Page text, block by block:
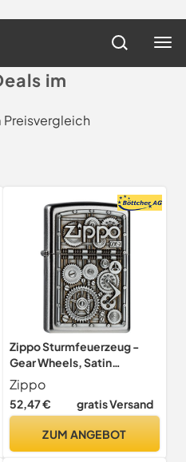
im
Preisvergleich
Zippo Sturmfeuerzeug -
Gear Wheels, Satin
Chrome, Emblem -
Nachfüllbar -
Wiederverwendbar -
Geschenkbox - Made in
Zippo
52,47 € gratis Versand
ZUM ANGEBOT